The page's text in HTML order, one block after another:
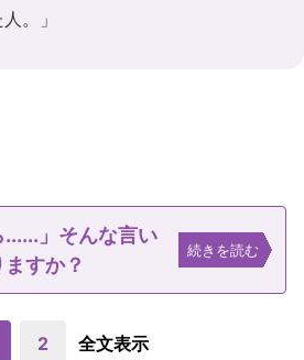
。」
......」そんな言い
すか？
続きを読む
2 全文表示